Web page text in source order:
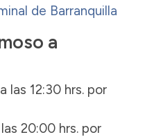
de Barranquilla
a
las 12:30 hrs. por
20:00 hrs. por